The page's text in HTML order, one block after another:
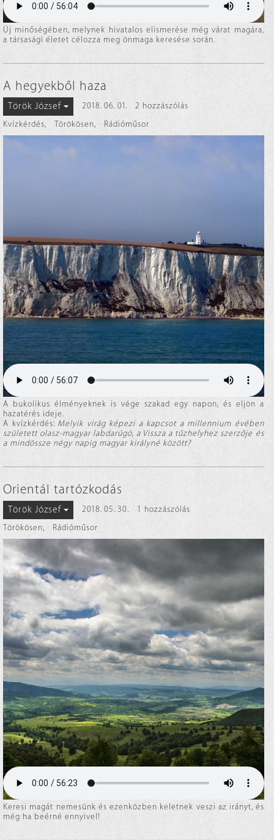
Új minőségében, melynek hivatalos elismerése még várat magára,
a társasági életet célozza meg önmaga keresése során.
A hegyekből haza
Török József 2018. 06. 01.
2 hozzászólás
Kvízkérdés, Törökösen, Rádióműsor
A bukolikus élményeknek is vége szakad egy napon, és eljön a
hazatérés ideje.
A kvízkérdés: Melyik virág képezi a kapcsot a millennium évében
született olasz-magyar labdarúgó, a Vissza a tűzhelyhez szerzője és
a mindössze négy napig magyar királyné között?
Orientál tartózkodás
Török József 2018. 05. 30.
1 hozzászólás
Törökösen, Rádióműsor
Keresi magát nemesünk és ezenközben keletnek veszi az irányt, és
még ha beérné ennyivel!